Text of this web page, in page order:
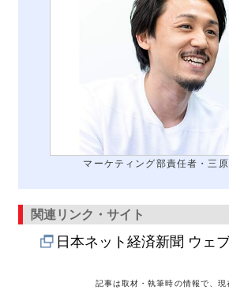
マーケティング部責任者・三
関連リンク・サイト
日本ネット経済新聞 ウェ
記事は取材・執筆時の情報で、現